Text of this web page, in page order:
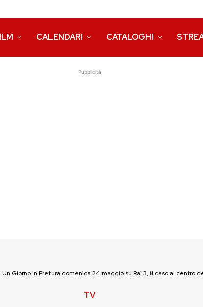
CALENDARI CATALOGHI
Pubblicità
Un Giorno in Pretura domenica 24 maggio su Rai 3, il caso al centro
TV